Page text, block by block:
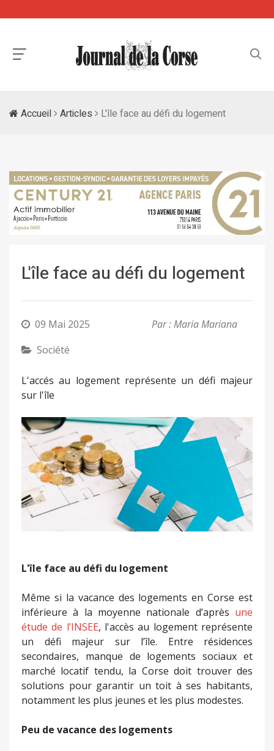
Accueil Articles L'île face au défi du logement
L'île face au défi du logement
09 Mai 2025
Par : Maria Mariana
Société
L'accés au logement représente un défi majeur
sur l'île
L'île face au défi du logement
Même si la vacance des logements en Corse est
inférieure à la moyenne nationale d’après une
étude de l’INSEE, l'accès au logement représente
un défi majeur sur l’île. Entre résidences
secondaires, manque de logements sociaux et
marché locatif tendu, la Corse doit trouver des
solutions pour garantir un toit à ses habitants,
notamment les plus jeunes et les plus modestes.
Peu de vacance des logements